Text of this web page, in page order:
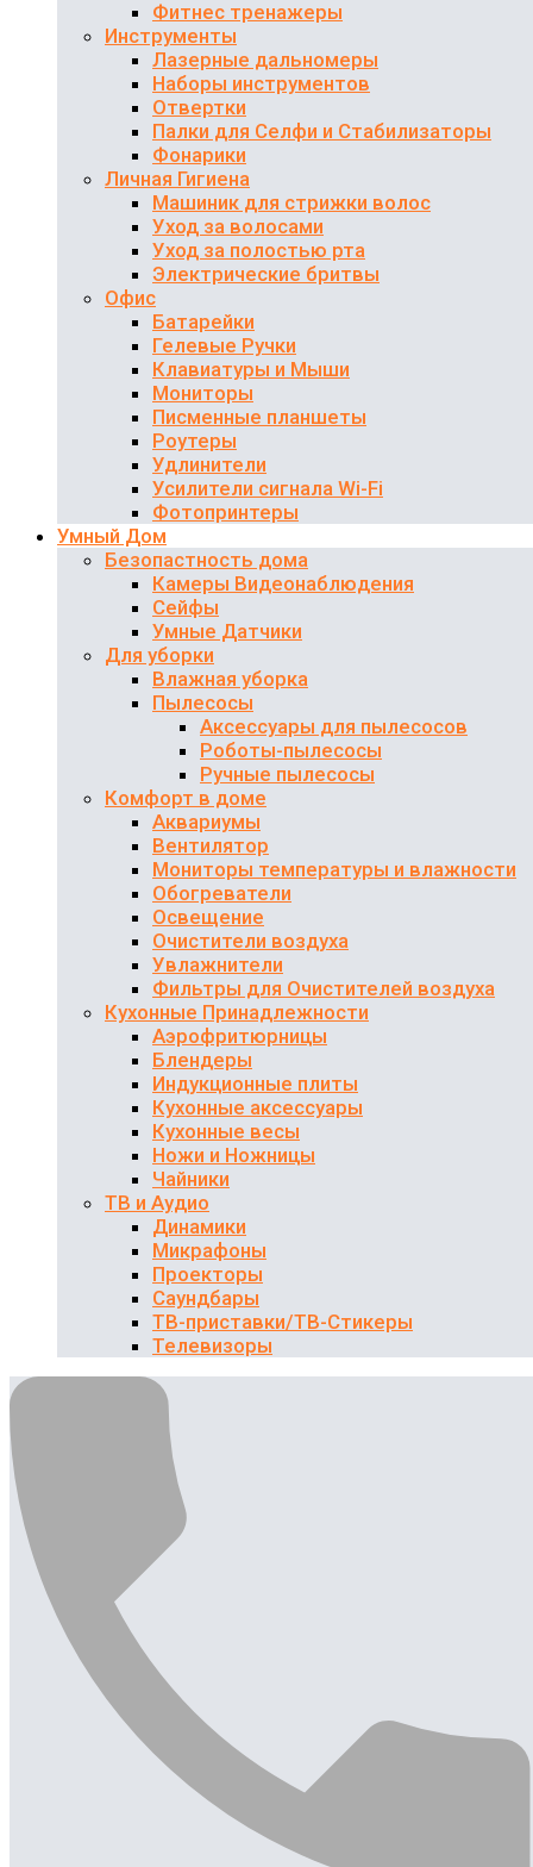
Фитнес тренажеры
Инструменты
Лазерные дальномеры
Наборы инструментов
Отвертки
Палки для Селфи и Стабилизаторы
Фонарики
Личная Гигиена
Машиник для стрижки волос
Уход за волосами
Уход за полостью рта
Электрические бритвы
Офис
Батарейки
Гелевые Ручки
Клавиатуры и Мыши
Мониторы
Писменные планшеты
Роутеры
Удлинители
Усилители сигнала Wi-Fi
Фотопринтеры
Умный Дом
Безопастность дома
Камеры Видеонаблюдения
Сейфы
Умные Датчики
Для уборки
Влажная уборка
Пылесосы
Аксессуары для пылесосов
Роботы-пылесосы
Ручные пылесосы
Комфорт в доме
Аквариумы
Вентилятор
Мониторы температуры и влажности
Обогреватели
Освещение
Очистители воздуха
Увлажнители
Фильтры для Очистителей воздуха
Кухонные Принадлежности
Аэрофритюрницы
Блендеры
Индукционные плиты
Кухонные аксессуары
Кухонные весы
Ножи и Ножницы
Чайники
ТВ и Аудио
Динамики
Микрафоны
Проекторы
Саундбары
ТВ-приставки/ТВ-Стикеры
Телевизоры